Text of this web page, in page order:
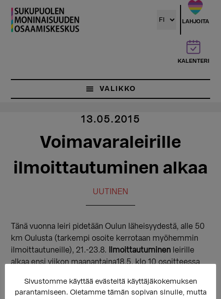
Hyppää
pääsisältöön
LAHJOITA
KALENTERI
VALIKKO
13.05.2015
Voimavaraleirille
ilmoittautuminen alkaa
UUTINEN
Tänä vuonna leiri pidetään Oulun läheisyydestä, alle 50
km Oulusta (tarkempi osoite kerrotaan myöhemmin
ilmoittautuneille), 21.-23.8. Ilmoittautuminen leirille
alkaa ensi viikon maanantaina18.5. klo 10 osoitteessa
Sivustomme käyttää evästeitä käyttäjäkokemuksen
parantamiseen. Oletamme tämän sopivan sinulle, mutta